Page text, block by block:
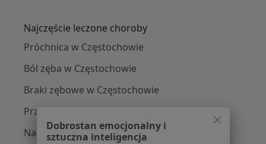
Najczęście leczone choroby
Próchnica w Częstochowie
Ból zęba w Częstochowie
Braki zębowe w Częstochowie
Przebarwienia zębów w Częstochowie
Nadwrażliwość zębów w Częstochowie
Dobrostan emocjonalny i
sztuczna inteligencja